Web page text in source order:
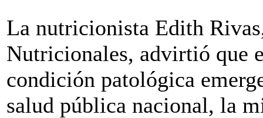
La nutricionista Edith
Nutricionales, advirtió que
condición patológica
salud pública nacional, la